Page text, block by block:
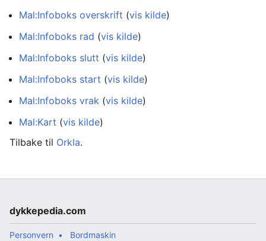
Mal:Infoboks overskrift (vis kilde)
Mal:Infoboks rad (vis kilde)
Mal:Infoboks slutt (vis kilde)
Mal:Infoboks start (vis kilde)
Mal:Infoboks vrak (vis kilde)
Mal:Kart (vis kilde)
Tilbake til Orkla.
dykkepedia.com
Personvern Bordmaskin